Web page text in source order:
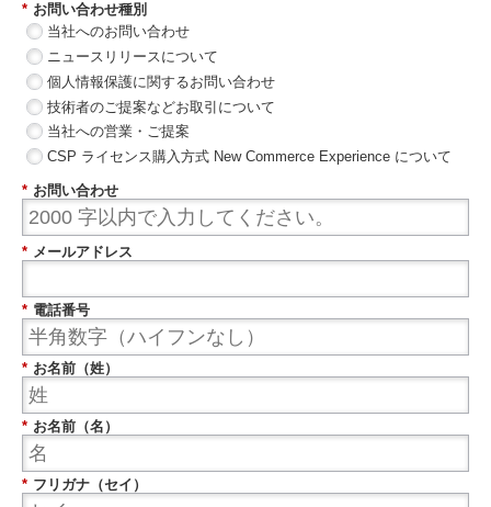
* お問い合わせ種別
当社へのお問い合わせ
ニュースリリースについて
個人情報保護に関するお問い合わせ
技術者のご提案などお取引について
当社への営業・ご提案
CSP ライセンス購入方式 New Commerce Experience について
* お問い合わせ
* メールアドレス
* 電話番号
* お名前（姓）
* お名前（名）
* フリガナ（セイ）